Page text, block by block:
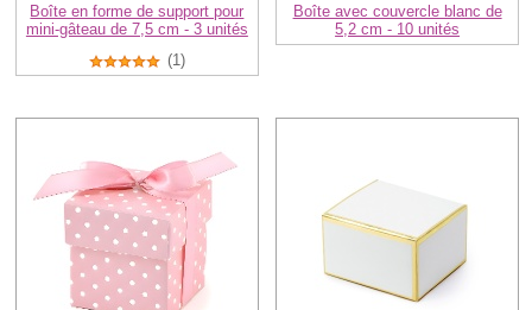
Boîte en forme de support pour
mini-gâteau de 7,5 cm - 3 unités
(1)
Boîte avec couvercle blanc de
5,2 cm - 10 unités